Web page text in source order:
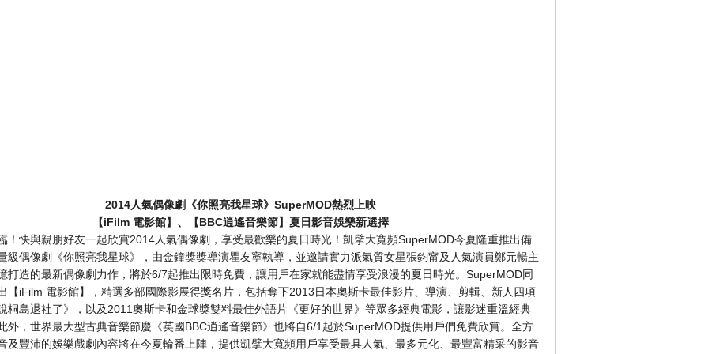
2014人氣偶像劇《你照亮我星球》 SuperMOD熱烈上映
【iFilm 電影館】、【BBC逍遙音樂節】夏日影音娛樂新選擇
！快與親朋好友一起欣賞2014人氣偶像劇，享受最歡樂的夏日時光！凱擘大寬頻SuperMOD今夏隆重推出備
級偶像劇《你照亮我星球》，由金鐘獎獎導演瞿友寧執導，並邀請實力派氣質女星張鈞甯及人氣演員鄭元暢主
打造的最新偶像劇力作，將於6/7起推出限時免費，讓用戶在家就能盡情享受浪漫的夏日時光。SuperMOD同
【iFilm 電影館】，精選多部國際影展得獎名片，包括奪下2013日本奧斯卡最佳影片、導演、剪輯、新人四項
桐島退社了》，以及2011奧斯卡和金球獎雙料最佳外語片《更好的世界》等眾多經典電影，讓影迷重溫經典
外，世界最大型古典音樂節慶《英國BBC逍遙音樂節》也將自6/1起於SuperMOD提供用戶們免費欣賞。全方
及豐沛的娛樂戲劇內容將在今夏輪番上陣，提供凱擘大寬頻用戶享受最具人氣、最多元化、最豐富精采的影音